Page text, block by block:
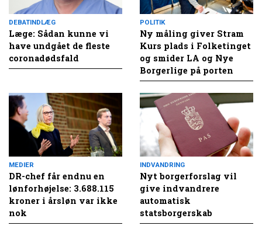
DEBATINDLÆG
Læge: Sådan kunne vi
have undgået de fleste
coronadødsfald
POLITIK
Ny måling giver Stram
Kurs plads i Folketinget
og smider LA og Nye
Borgerlige på porten
MEDIER
DR-chef får endnu en
lønforhøjelse: 3.688.115
kroner i årsløn var ikke
nok
INDVANDRING
Nyt borgerforslag vil
give indvandrere
automatisk
statsborgerskab